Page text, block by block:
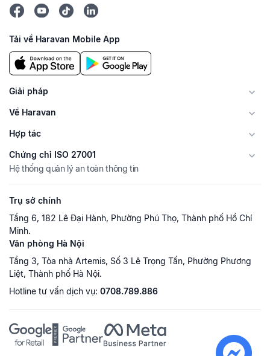
Tải về Haravan Mobile App
Giải pháp
Về Haravan
Hợp tác
Chứng chỉ ISO 27001
Hệ thống quản lý an toàn thông tin
Trụ sở chính
Tầng 6, 182 Lê Đại Hành, Phường Phú Thọ, Thành phố Hồ Chí
Minh.
Văn phòng Hà Nội
Tầng 3, Tòa nhà Artemis, Số 3 Lê Trọng Tấn, Phường Phương
Liệt, Thành phố Hà Nội.
Hotline tư vấn dịch vụ: 0708.789.886